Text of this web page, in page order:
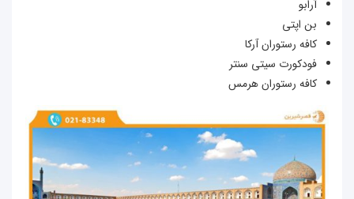
آرابو
بن اپتی
کافه رستوران آرکا
فودکورت سیتی سنتر
کافه رستوران هرمس